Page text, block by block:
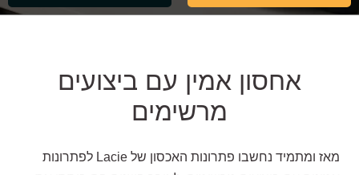
אחסון אמין עם ביצועים
מרשימים
מאז ומתמיד נחשבו פתרונות האכסון של
לפתרונות